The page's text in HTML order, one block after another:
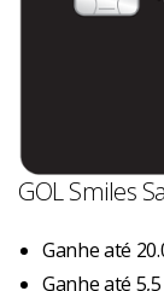
GOL Smiles
Ganhe até
Ganhe até